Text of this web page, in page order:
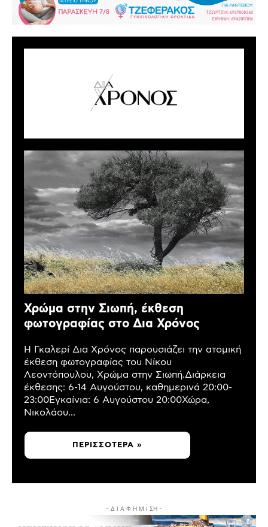
Χρώμα στην Σιωπή, έκθεση
φωτογραφίας στο Δια Χρόνος
Η Γκαλερί Δια Χρόνος παρουσιάζει την ατομική
έκθεση φωτογραφίας του Νίκου
Λεοντόπουλου, Χρώμα στην Σιωπή.Διάρκεια
έκθεσης: 6-14 Αυγούστου, καθημερινά 20:00-
23:00Εγκαίνια: 6 Αυγούστου 20:00Χώρα,
Νικολάου...
ΠΕΡΙΣΣΌΤΕΡΑ »
- Δ Ι Α Φ Η Μ Ι ΣΗ -